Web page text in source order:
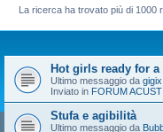
La ricerca ha trovato più di 1000
Hot girls ready for
Ultimo messaggio da gigix
Inviato in FORUM
Stufa e agibilità
Ultimo messaggio da